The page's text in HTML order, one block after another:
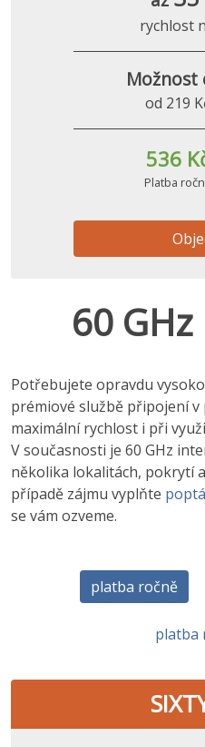
rychlost
Možnost
od 219
536
Platba
60
Potřebujete opravdu
prémiové službě připojení v
maximální rychlost i při
V současnosti je 60 GHz
několika lokalitách, pokrytí
případě zájmu vyplňte
se vám ozveme.
platba ročně
platba